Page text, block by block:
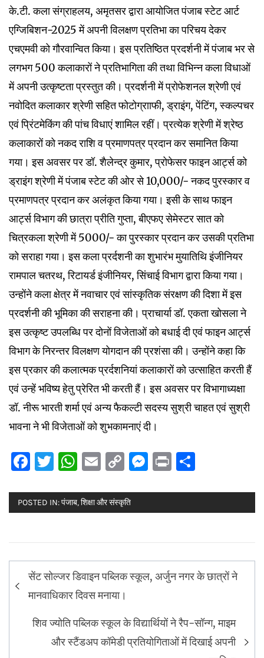
के.टी. कला संग्राहलय, अमृतसर द्वारा आयोजित पंजाब स्टेट आर्ट
एग्जिबिशन-2025 में अपनी विलक्षण प्रतिभा का परिचय देकर
एचएमवी को गौरवान्वित किया। इस प्रतिष्ठित प्रदर्शनी में पंजाब भर से
लगभग 500 कलाकारों ने प्रतिभागिता की तथा विभिन्न कला विधाओं
में अपनी उत्कृष्टता प्रस्तुत की। प्रदर्शनी में प्रोफेशनल श्रेणी एवं
नवोदित कलाकार श्रेणी सहित फोटोग्रााफी, ड्राइंग, पेंटिंग, स्कल्पचर
एवं प्रिंटमेकिंग की पांच विधाएं शामिल रहीं। प्रत्येक श्रेणी में श्रेष्ठ
कलाकारों को नकद राशि व प्रमाणपत्र प्रदान कर समानित किया
गया। इस अवसर पर डॉ. शैलेन्द्र कुमार, प्रोफेसर फाइन आर्ट्स को
ड्राइंग श्रेणी में पंजाब स्टेट की ओर से 10,000/- नकद पुरस्कार व
प्रमाणपत्र प्रदान कर अलंकृत किया गया। इसी के साथ फाइन
आर्ट्स विभाग की छात्रा प्रीति गुप्ता, बीएफए सेमेस्टर सात को
चित्रकला श्रेणी में 5000/- का पुरस्कार प्रदान कर उसकी प्रतिभा
को सराहा गया। इस कला प्रर्दशनी का शुभारंभ मुयातिथि इंजीनियर
रामपाल चतरथ, रिटायर्ड इंजीनियर, सिंचाई विभाग द्वारा किया गया।
उन्होंने कला क्षेत्र में नवाचार एवं सांस्कृतिक संरक्षण की दिशा में इस
प्रदर्शनी की भूमिका की सराहना की। प्राचार्या डॉ. एकता खोसला ने
इस उत्कृष्ट उपलब्धि पर दोनों विजेताओं को बधाई दी एवं फाइन आर्ट्स
विभाग के निरन्तर विलक्षण योगदान की प्रशंसा की। उन्होंने कहा कि
इस प्रकार की कलात्मक प्रर्दशनियां कलाकारों को उत्साहित करती हैं
एवं उन्हें भविष्य हेतु प्रेरित भी करती हैं। इस अवसर पर विभागाध्यक्षा
डॉ. नीरू भारती शर्मा एवं अन्य फैकल्टी सदस्य सुश्री चाहत एवं सुश्री
भावना ने भी विजेताओं को शुभकामनाएं दी।
Facebook
Twitter
WhatsApp
Email
CopyMessenger
Print
POSTED IN:पंजाब,शिक्षा और संस्कृति
Post
navigation
सेंट सोल्जर डिवाइन पब्लिक स्कूल, अर्जुन नगर के छात्रों ने
मानवाधिकार दिवस मनाया।
शिव ज्योति पब्लिक स्कूल के विद्यार्थियों ने रैप-सॉन्ग, माइम
और स्टैंडअप कॉमेडी प्रतियोगिताओं में दिखाई अपनी